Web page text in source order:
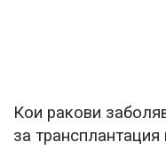
Кои ракови
за